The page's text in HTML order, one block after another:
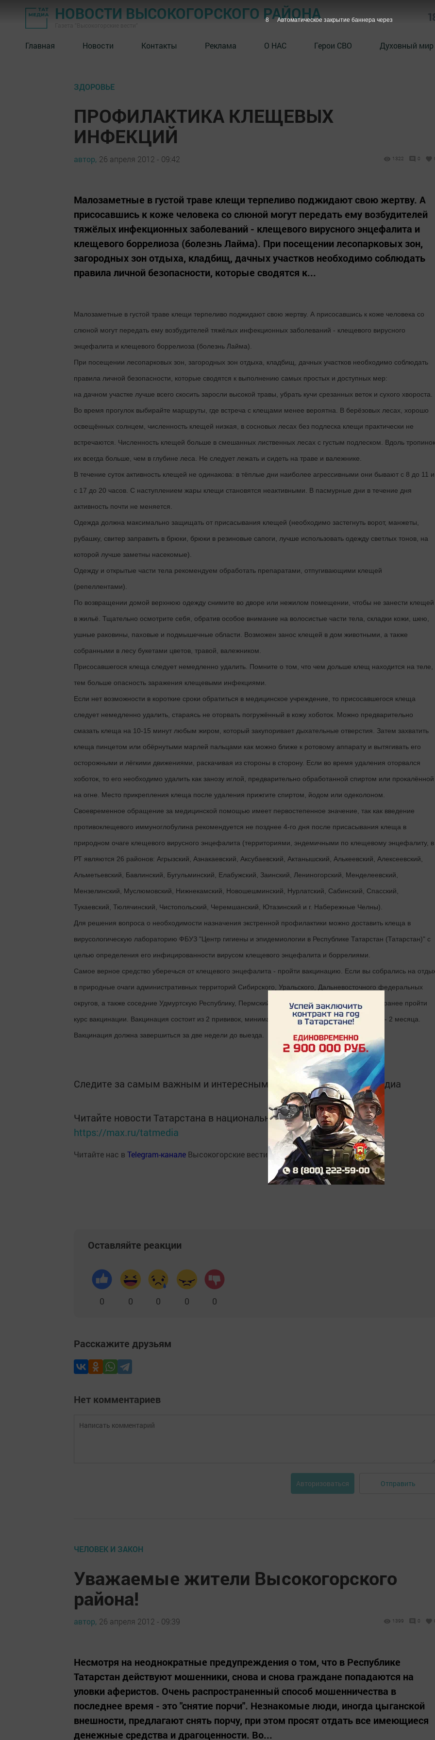
НОВОСТИ ВЫСОКОГОРСКОГО РАЙОНА
Главная Новости Контакты Реклама О НАС Герои СВО Духовный мир
ЗДОРОВЬЕ
ПРОФИЛАКТИКА КЛЕЩЕВЫХ
ИНФЕКЦИЙ
автор, 26 апреля 2012 - 09:42 1322 0
Малозаметные в густой траве клещи терпеливо поджидают свою жертву. А
присосавшись к коже человека со слюной могут передать ему возбудителей
тяжёлых инфекционных заболеваний - клещевого вирусного энцефалита и
клещевого боррелиоза (болезнь Лайма). При посещении лесопарковых зон,
загородных зон отдыха, кладбищ, дачных участков необходимо соблюдать
правила личной безопасности, которые сводятся к...
Малозаметные в густой траве клещи терпеливо поджидают свою жертву. А присосавшись к коже человека со
слюной могут передать ему возбудителей тяжёлых инфекционных заболеваний - клещевого вирусного
энцефалита и клещевого боррелиоза (болезнь Лайма).
При посещении лесопарковых зон, загородных зон отдыха, кладбищ, дачных участков необходимо соблюдать
правила личной безопасности, которые сводятся к выполнению самых простых и доступных мер:
на дачном участке лучше всего скосить заросли высокой травы, убрать кучи срезанных веток и сухого хвороста.
Во время прогулок выбирайте маршруты, где встреча с клещами менее вероятна. В берёзовых лесах, хорошо
освещённых солнцем, численность клещей низкая, в сосновых лесах без подлеска клещи практически не
встречаются. Численность клещей больше в смешанных лиственных лесах с густым подлеском. Вдоль тропинок
их всегда больше, чем в глубине леса. Не следует лежать и сидеть на траве и валежнике.
В течение суток активность клещей не одинакова: в тёплые дни наиболее агрессивными они бывают с 8 до 11 и
с 17 до 20 часов. С наступлением жары клещи становятся неактивными. В пасмурные дни в течение дня
активность почти не меняется.
Одежда должна максимально защищать от присасывания клещей (необходимо застегнуть ворот, манжеты,
рубашку, свитер заправить в брюки, брюки в резиновые сапоги, лучше использовать одежду светлых тонов, на
которой лучше заметны насекомые).
Одежду и открытые части тела рекомендуем обработать препаратами, отпугивающими клещей
(репеллентами).
По возвращении домой верхнюю одежду снимите во дворе или нежилом помещении, чтобы не занести клещей
в жильё. Тщательно осмотрите себя, обратив особое внимание на волосистые части тела, складки кожи, шею,
ушные раковины, паховые и подмышечные области. Возможен занос клещей в дом животными, а также
собранными в лесу букетами цветов, травой, валежником.
Присосавшегося клеща следует немедленно удалить. Помните о том, что чем дольше клещ находится на теле,
тем больше опасность заражения клещевыми инфекциями.
Если нет возможности в короткие сроки обратиться в медицинское учреждение, то присосавшегося клеща
следует немедленно удалить, стараясь не оторвать погружённый в кожу хоботок. Можно предварительно
смазать клеща на 10-15 минут любым жиром, который закупоривает дыхательные отверстия. Затем захватить
клеща пинцетом или обёрнутыми марлей пальцами как можно ближе к ротовому аппарату и вытягивать его
осторожными и лёгкими движениями, раскачивая из стороны в сторону. Если во время удаления оторвался
хоботок, то его необходимо удалить как занозу иглой, предварительно обработанной спиртом или прокалённой
на огне. Место прикрепления клеща после удаления прижгите спиртом, йодом или одеколоном.
Своевременное обращение за медицинской помощью имеет первостепенное значение, так как введение
противоклещевого иммуноглобулина рекомендуется не позднее 4-го дня после присасывания клеща в
природном очаге клещевого вирусного энцефалита (территориями, эндемичными по клещевому энцефалиту, в
РТ являются 26 районов: Агрызский, Азнакаевский, Аксубаевский, Актанышский, Алькеевский, Алексеевский,
Альметьевский, Бавлинский, Бугульминский, Елабужский, Заинский, Лениногорский, Менделеевский,
Мензелинский, Муслюмовский, Нижнекамский, Новошешминский, Нурлатский, Сабинский, Спасский,
Тукаевский, Тюлячинский, Чистопольский, Черемшанский, Ютазинский и г. Набережные Челны).
Для решения вопроса о необходимости назначения экстренной профилактики можно доставить клеща в
вирусологическую лабораторию ФБУЗ "Центр гигиены и эпидемиологии в Республике Татарстан (Татарстан)" с
целью определения его инфицированности вирусом клещевого энцефалита и боррелиями.
Самое верное средство уберечься от клещевого энцефалита - пройти вакцинацию. Если вы собрались на
в природные очаги административных территорий Сибирского, Уральского, Дальневосточного федеральных
округов, а также соседние Удмуртскую Республику, Пермский край, Кировскую область, лучше заранее пройти
курс вакцинации. Вакцинация состоит из 2 прививок, минимальный интервал между которыми 1 - 2 месяца.
Вакцинация должна завершиться за две недели до выезда.
Следите за самым важным и интересным в Telegram-канале Татмедиа
Читайте новости Татарстана в национальном мессенджере MАХ:
https://max.ru/tatmedia
Читайте нас в Telegram-канале Высокогорские вести
Оставляйте реакции
0 0 0 0 0
Расскажите друзьям
Нет комментариев
Авторизоваться Отправить
ЧЕЛОВЕК И ЗАКОН
Уважаемые жители Высокогорского
района!
автор, 26 апреля 2012 - 09:39 1399 0
Несмотря на неоднократные предупреждения о том, что в Республике
Татарстан действуют мошенники, снова и снова граждане попадаются на
уловки аферистов. Очень распространенный способ мошенничества в
последнее время - это "снятие порчи". Незнакомые люди, иногда цыганской
внешности, предлагают снять порчу, при этом просят отдать все имеющиеся
денежные средства и драгоценности. Во...
7 Автоматическое закрытие баннера через